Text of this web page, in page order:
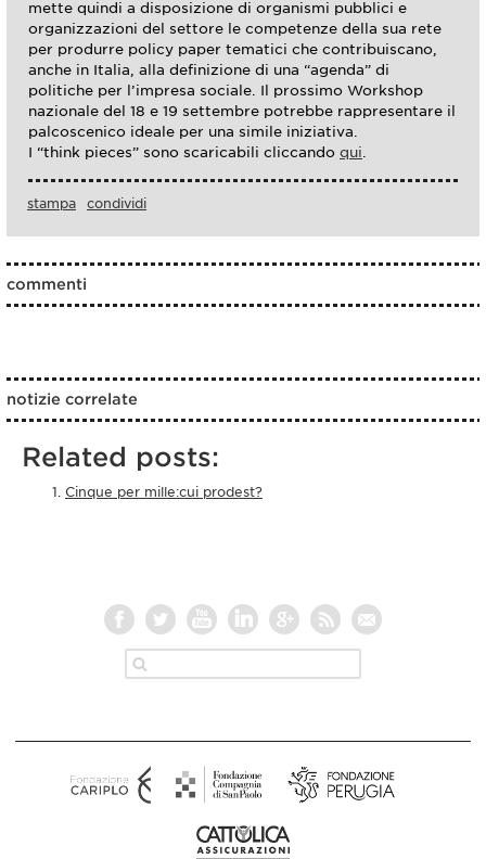
mette quindi a disposizione di organismi pubblici e
organizzazioni del settore le competenze della sua rete
per produrre policy paper tematici che contribuiscano,
anche in Italia, alla definizione di una “agenda” di
politiche per l’impresa sociale. Il prossimo Workshop
nazionale del 18 e 19 settembre potrebbe rappresentare il
palcoscenico ideale per una simile iniziativa.
I “think pieces” sono scaricabili cliccando qui
stampa condividi
commenti
notizie correlate
Related posts:
Cinque per mille:cui prodest?